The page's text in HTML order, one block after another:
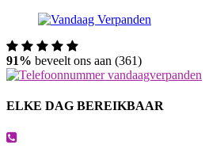
91% beveelt ons aan (361)
ELKE DAG BEREIKBAAR